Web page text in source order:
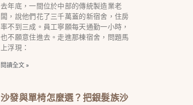
去年底，一間位於中部的傳統製造業老
闆，說他們花了三千萬蓋的新宿舍，住房
率不到三成。員工寧願每天通勤一小時，
也不願意住進去。走進那棟宿舍，問題馬
上浮現：
閱讀全文 »
沙發與單椅怎麼選？把銀髮族沙